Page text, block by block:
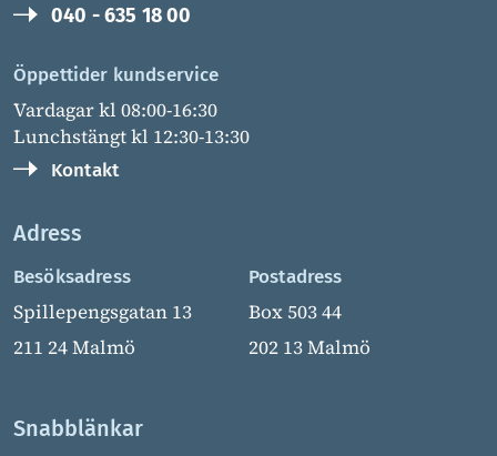
040 - 635 18 00
Öppettider kundservice
Vardagar kl 08:00-16:30
Lunchstängt kl 12:30-13:30
Kontakt
Adress
Besöksadress
Spillepengsgatan 13
211 24 Malmö
Postadress
Box 503 44
202 13 Malmö
Snabblänkar